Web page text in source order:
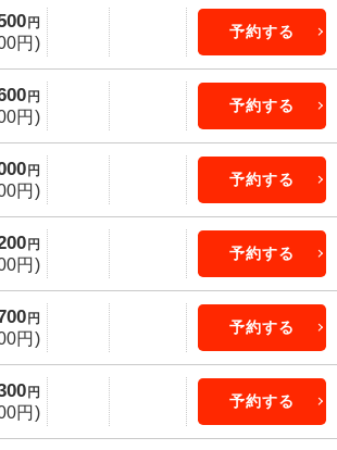
円
円)
予約する
円
円)
予約する
円
円)
予約する
円
円)
予約する
円
円)
予約する
円
円)
予約する